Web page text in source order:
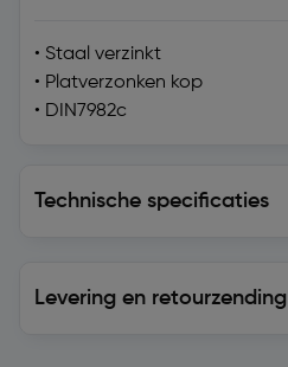
• Staal verzinkt
• Platverzonken kop
• DIN7982c
Technische specificaties
Levering en retourzending